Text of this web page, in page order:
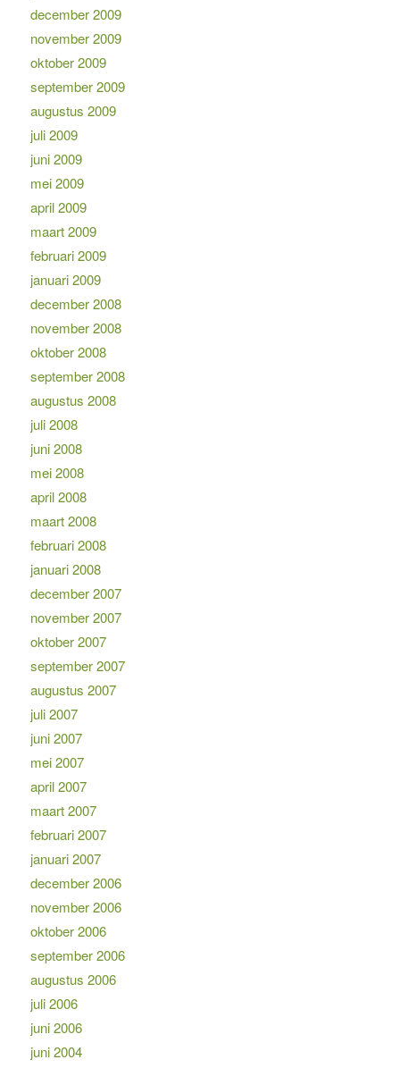
december 2009
november 2009
oktober 2009
september 2009
augustus 2009
juli 2009
juni 2009
mei 2009
april 2009
maart 2009
februari 2009
januari 2009
december 2008
november 2008
oktober 2008
september 2008
augustus 2008
juli 2008
juni 2008
mei 2008
april 2008
maart 2008
februari 2008
januari 2008
december 2007
november 2007
oktober 2007
september 2007
augustus 2007
juli 2007
juni 2007
mei 2007
april 2007
maart 2007
februari 2007
januari 2007
december 2006
november 2006
oktober 2006
september 2006
augustus 2006
juli 2006
juni 2006
juni 2004